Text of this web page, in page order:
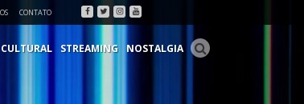
CONTATO Facebook
Twitter
Instagram
Youtube
STREAMING NOSTALGIA